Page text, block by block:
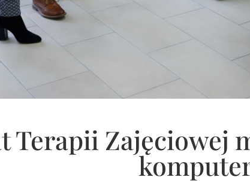
Terapii Zajęciowej